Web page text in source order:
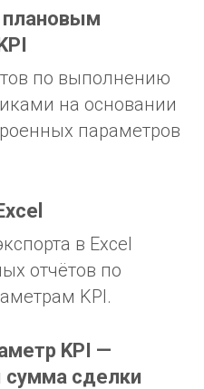
по выполнению
на основании
параметров
в Excel
отчётов по
KPI.
KPI —
сумма сделки